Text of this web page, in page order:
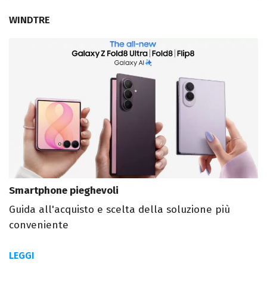
WINDTRE
Smartphone pieghevoli
Guida all'acquisto e scelta della soluzione più
conveniente
LEGGI